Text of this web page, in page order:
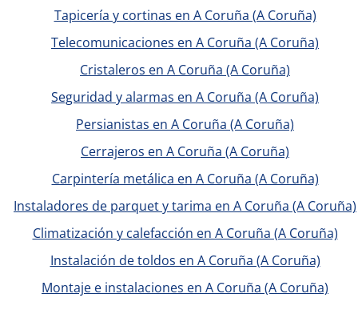
Tapicería y cortinas en A Coruña (A Coruña)
Telecomunicaciones en A Coruña (A Coruña)
Cristaleros en A Coruña (A Coruña)
Seguridad y alarmas en A Coruña (A Coruña)
Persianistas en A Coruña (A Coruña)
Cerrajeros en A Coruña (A Coruña)
Carpintería metálica en A Coruña (A Coruña)
Instaladores de parquet y tarima en A Coruña (A Coruña)
Climatización y calefacción en A Coruña (A Coruña)
Instalación de toldos en A Coruña (A Coruña)
Montaje e instalaciones en A Coruña (A Coruña)